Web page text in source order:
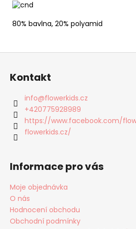
80% bavlna, 20% polyamid
Kontakt
info@flowerkids.cz
+420775928989
https://www.facebook.com/
flowerkids.cz/
Informace pro vás
Moje objednávka
O nás
Hodnocení obchodu
Obchodní podmínky